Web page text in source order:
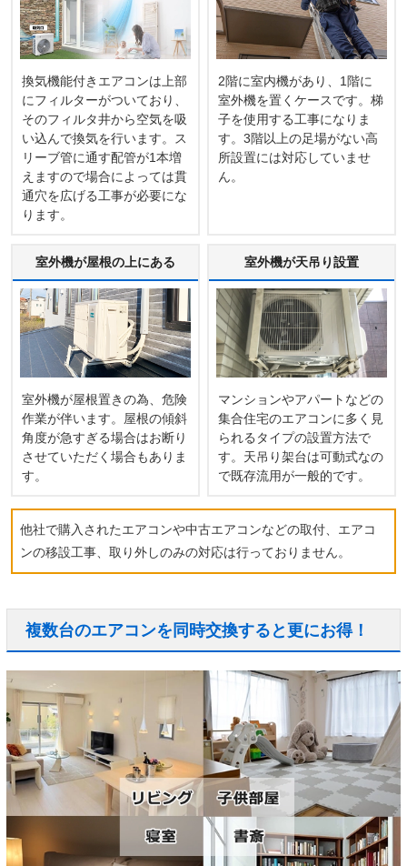
換気機能付きエアコンは上部
にフィルターがついており、
そのフィルタ井から空気を吸
い込んで換気を行います。ス
リーブ管に通す配管が1本増
えますので場合によっては貫
通穴を広げる工事が必要にな
ります。
2階に室内機があり、1階に
室外機を置くケースです。梯
子を使用する工事になりま
す。3階以上の足場がない高
所設置には対応していませ
ん。
室外機が屋根の上にある
室外機が屋根置きの為、危険
作業が伴います。屋根の傾斜
角度が急すぎる場合はお断り
させていただく場合もありま
す。
室外機が天吊り設置
マンションやアパートなどの
集合住宅のエアコンに多く見
られるタイプの設置方法で
す。天吊り架台は可動式なの
で既存流用が一般的です。
他社で購入されたエアコンや中古エアコンなどの取付、エアコ
ンの移設工事、取り外しのみの対応は行っておりません。
複数台のエアコンを同時交換すると更にお得！